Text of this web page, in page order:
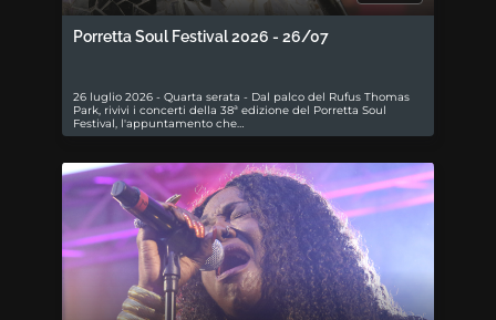
Porretta Soul Festival 2026 - 26/07
26 luglio 2026 - Quarta serata - Dal palco del Rufus Thomas
Park, rivivi i concerti della 38ª edizione del Porretta Soul
Festival, l'appuntamento che…